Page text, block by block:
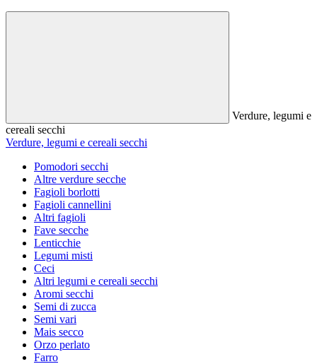
Verdure, legumi e
cereali secchi
Verdure, legumi e cereali secchi
Pomodori secchi
Altre verdure secche
Fagioli borlotti
Fagioli cannellini
Altri fagioli
Fave secche
Lenticchie
Legumi misti
Ceci
Altri legumi e cereali secchi
Aromi secchi
Semi di zucca
Semi vari
Mais secco
Orzo perlato
Farro